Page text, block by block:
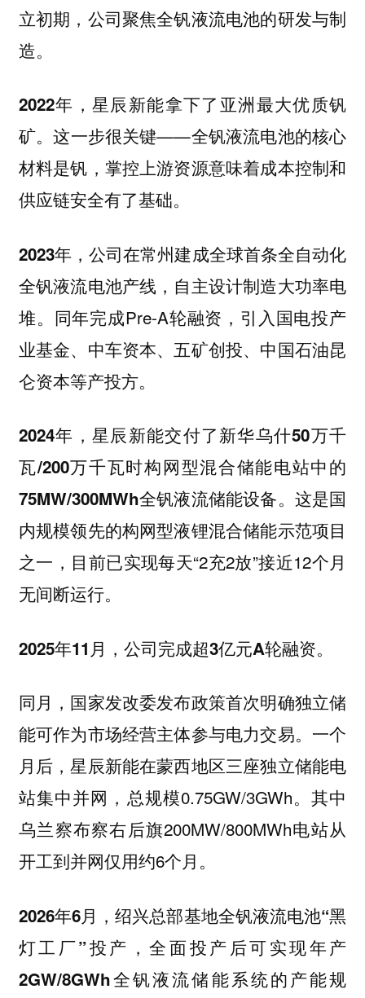
立初期，公司聚焦全钒液流电池的研发与制
造。
2022年，星辰新能拿下了亚洲最大优质钒
矿。这一步很关键——全钒液流电池的核心
材料是钒，掌控上游资源意味着成本控制和
供应链安全有了基础。
2023年，公司在常州建成全球首条全自动化
全钒液流电池产线，自主设计制造大功率电
堆。同年完成Pre-A轮融资，引入 国电投产
业基金、中车资本、五矿创投、中国石油昆
仑资本等产投方。
2024年，星辰新能交付了新华乌什50万千
瓦/200万千瓦时构网型混合储能电站中的
75MW/300MWh全钒液流储能设备。 这是国
内规模领先的构网型液锂混合储能示范项目
之一 ，目前已实现每天“2充2放”接近12个月
无间断运行。
2025年11月，公司完成超3亿元A轮融资。
同月，国家发改委发布政策首次明确独立储
能可作为市场经营主体参与电力交易。 一个
月后，星辰新能在蒙西地区三座独立储能电
站集中并网，总规模0.75GW/3GWh。其中
乌兰察布察右后旗200MW/800MWh电站从
开工到并网仅用约6个月。
2026年6月，绍兴总部基地全钒液流电池“黑
灯工厂”投产，全面投产后可实现年产
2GW/8GWh全钒液流储能系统的产能规